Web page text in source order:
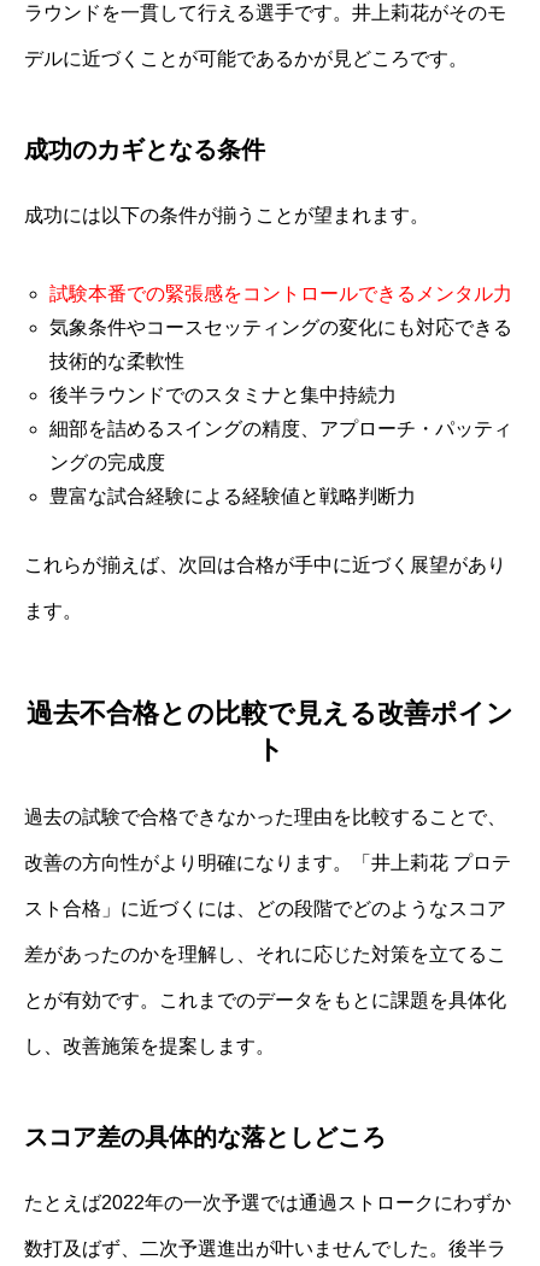
ラウンドを一貫して行える選手です。井上莉花がそのモ
デルに近づくことが可能であるかが見どころです。
成功のカギとなる条件
成功には以下の条件が揃うことが望まれます。
試験本番での緊張感をコントロールできるメンタル力
気象条件やコースセッティングの変化にも対応できる
技術的な柔軟性
後半ラウンドでのスタミナと集中持続力
細部を詰めるスイングの精度、アプローチ・パッティ
ングの完成度
豊富な試合経験による経験値と戦略判断力
これらが揃えば、次回は合格が手中に近づく展望があり
ます。
過去不合格との比較で見える改善ポイン
ト
過去の試験で合格できなかった理由を比較することで、
改善の方向性がより明確になります。「井上莉花 プロテ
スト合格」に近づくには、どの段階でどのようなスコア
差があったのかを理解し、それに応じた対策を立てるこ
とが有効です。これまでのデータをもとに課題を具体化
し、改善施策を提案します。
スコア差の具体的な落としどころ
たとえば2022年の一次予選では通過ストロークにわずか
数打及ばず、二次予選進出が叶いませんでした。後半ラ